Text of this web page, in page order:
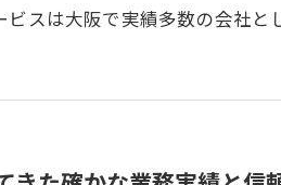
ビスは大阪で実績多数の会社と